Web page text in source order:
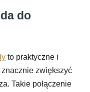
do
to praktyczne i
zwiększyć
Takie połączenie